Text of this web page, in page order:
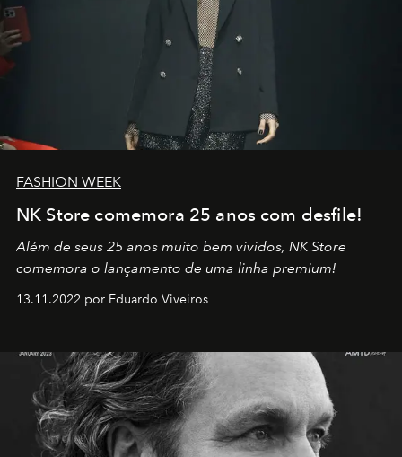
FASHION WEEK
NK Store comemora 25 anos com desfile!
Além de seus 25 anos muito bem vividos, NK Store
comemora o lançamento de uma linha premium!
13.11.2022 por Eduardo Viveiros